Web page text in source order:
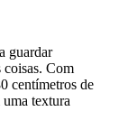
guardar
coisas. Com
centímetros de
textura